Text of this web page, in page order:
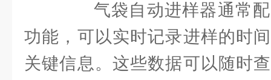
气袋自动进样器通常配
功能，可以实时记录进样的时
关键信息。这些数据可以随时